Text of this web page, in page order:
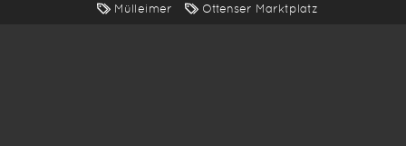
Mülleimer
Ottenser Marktplatz